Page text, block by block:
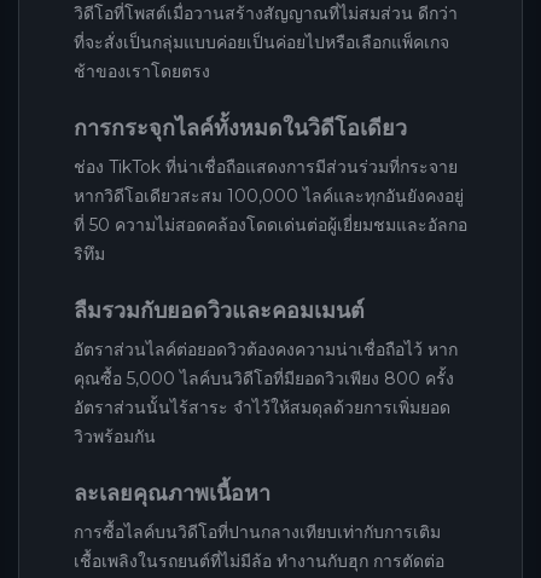
วิดีโอที่โพสต์เมื่อวานสร้างสัญญาณที่ไม่สมส่วน ดีกว่า
ที่จะสั่งเป็นกลุ่มแบบค่อยเป็นค่อยไปหรือเลือกแพ็คเกจ
ช้าของเราโดยตรง
การกระจุกไลค์ทั้งหมดในวิดีโอเดียว
ช่อง TikTok ที่น่าเชื่อถือแสดงการมีส่วนร่วมที่กระจาย
หากวิดีโอเดียวสะสม 100,000 ไลค์และทุกอันยังคงอยู่
ที่ 50 ความไม่สอดคล้องโดดเด่นต่อผู้เยี่ยมชมและอัลกอ
ริทึม
ลืมรวมกับยอดวิวและคอมเมนต์
อัตราส่วนไลค์ต่อยอดวิวต้องคงความน่าเชื่อถือไว้ หาก
คุณซื้อ 5,000 ไลค์บนวิดีโอที่มียอดวิวเพียง 800 ครั้ง
อัตราส่วนนั้นไร้สาระ จำไว้ให้สมดุลด้วยการเพิ่มยอด
วิวพร้อมกัน
ละเลยคุณภาพเนื้อหา
การซื้อไลค์บนวิดีโอที่ปานกลางเทียบเท่ากับการเติม
เชื้อเพลิงในรถยนต์ที่ไม่มีล้อ ทำงานกับฮุก การตัดต่อ